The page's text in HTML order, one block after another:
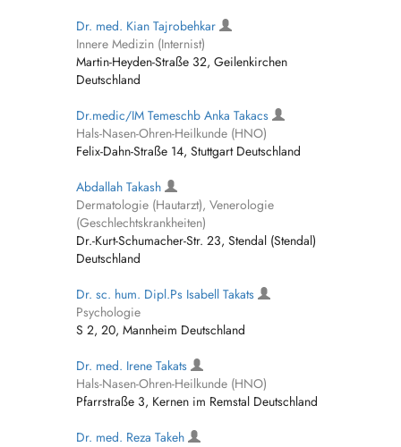
Dr. med. Kian Tajrobehkar
Innere Medizin (Internist)
Martin-Heyden-Straße 32, Geilenkirchen
Deutschland
Dr.medic/IM Temeschb Anka Takacs
Hals-Nasen-Ohren-Heilkunde (HNO)
Felix-Dahn-Straße 14, Stuttgart Deutschland
Abdallah Takash
Dermatologie (Hautarzt), Venerologie
(Geschlechtskrankheiten)
Dr.-Kurt-Schumacher-Str. 23, Stendal (Stendal)
Deutschland
Dr. sc. hum. Dipl.Ps Isabell Takats
Psychologie
S 2, 20, Mannheim Deutschland
Dr. med. Irene Takats
Hals-Nasen-Ohren-Heilkunde (HNO)
Pfarrstraße 3, Kernen im Remstal Deutschland
Dr. med. Reza Takeh